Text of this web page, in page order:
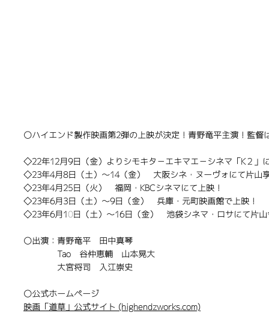
〇ハイエンド製作映画第2弾の上映が決定！青野竜平主演！監
◇22年12月9日（金）よりシモキタ－エキマエ－シネマ「K２」
◇23年4月8日（土）～14（金） 大阪シネ・ヌーヴォにて片山
◇23年4月25日（火） 福岡・KBCシネマにて上映！
◇23年6月3日（土）～9日（金） 兵庫・元町映画館で上映！
◇23年6月10日（土）～16日（金） 池袋シネマ・ロサにて片山
〇出演：青野竜平 田中真琴
Tao 谷仲恵輔 山本晃大
大宮将司 入江崇史
〇公式ホームページ
映画「道草」公式サイト (highendzworks.com)